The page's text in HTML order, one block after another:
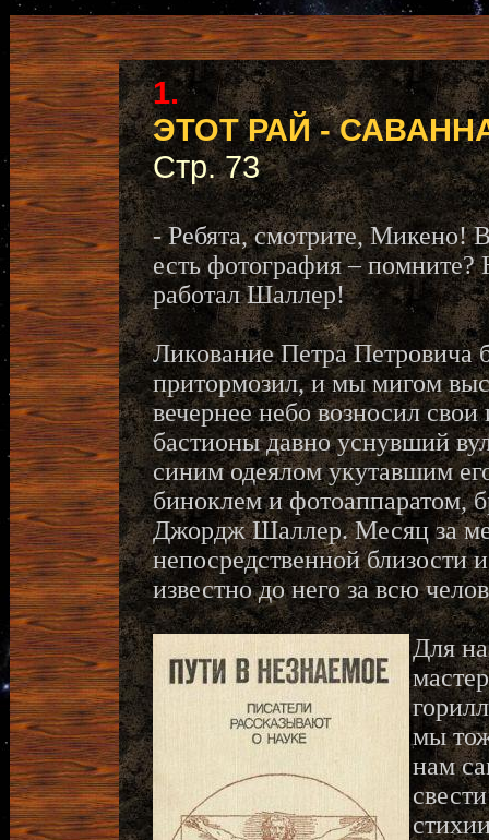
1.
ЭТОТ РАЙ -
Стр. 73
- Ребята, смотрите, Микено!
есть фотография –
работал Шаллер!
Ликование Петра
притормозил, и мы мигом
вечернее небо возносил
бастионы давно уснувший
синим одеялом укутавшим
биноклем и фотоаппаратом,
Джордж Шаллер. Месяц за
непосредственной близости
известно до него за всю
Для
мы
нам